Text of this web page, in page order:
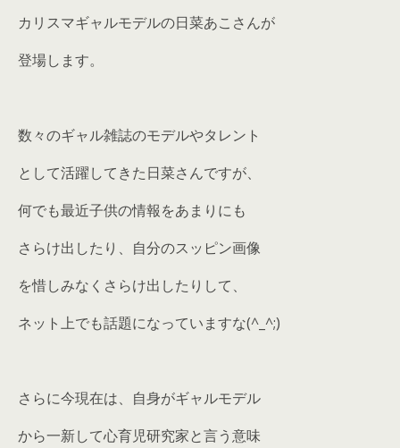
カリスマギャルモデルの日菜あこさんが
登場します。
数々のギャル雑誌のモデルやタレント
として活躍してきた日菜さんですが、
何でも最近子供の情報をあまりにも
さらけ出したり、自分のスッピン画像
を惜しみなくさらけ出したりして、
ネット上でも話題になっていますな(^_^;)
さらに今現在は、自身がギャルモデル
から一新して心育児研究家と言う意味